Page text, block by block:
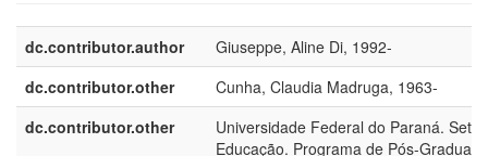
dc.contributor.author
Giuseppe, Aline Di, 1992-
dc.contributor.other
Cunha, Claudia Madruga, 1963-
dc.contributor.other
Universidade Federal do Paraná.
Educação. Programa de Pós-